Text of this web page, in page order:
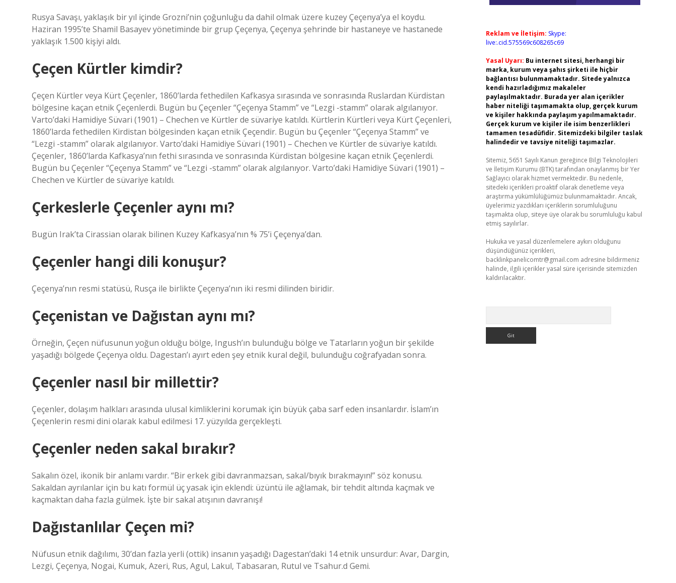
Rusya Savaşı, yaklaşık bir yıl içinde Grozni’nin çoğunluğu da dahil olmak üzere kuzey Çeçenya’ya el koydu.
Haziran 1995’te Shamil Basayev yönetiminde bir grup Çeçenya, Çeçenya şehrinde bir hastaneye ve hastanede
yaklaşık 1.500 kişiyi aldı.
Çeçen Kürtler kimdir?
Çeçen Kürtler veya Kürt Çeçenler, 1860’larda fethedilen Kafkasya sırasında ve sonrasında Ruslardan Kürdistan
bölgesine kaçan etnik Çeçenlerdi. Bugün bu Çeçenler “Çeçenya Stamm” ve “Lezgi -stamm” olarak algılanıyor.
Varto’daki Hamidiye Süvari (1901) – Chechen ve Kürtler de süvariye katıldı. Kürtlerin Kürtleri veya Kürt Çeçenleri,
1860’larda fethedilen Kirdistan bölgesinden kaçan etnik Çeçendir. Bugün bu Çeçenler “Çeçenya Stamm” ve
“Lezgi -stamm” olarak algılanıyor. Varto’daki Hamidiye Süvari (1901) – Chechen ve Kürtler de süvariye katıldı.
Çeçenler, 1860’larda Kafkasya’nın fethi sırasında ve sonrasında Kürdistan bölgesine kaçan etnik Çeçenlerdi.
Bugün bu Çeçenler “Çeçenya Stamm” ve “Lezgi -stamm” olarak algılanıyor. Varto’daki Hamidiye Süvari (1901) –
Chechen ve Kürtler de süvariye katıldı.
Çerkeslerle Çeçenler aynı mı?
Bugün Irak’ta Cirassian olarak bilinen Kuzey Kafkasya’nın % 75’i Çeçenya’dan.
Çeçenler hangi dili konuşur?
Çeçenya’nın resmi statüsü, Rusça ile birlikte Çeçenya’nın iki resmi dilinden biridir.
Çeçenistan ve Dağıstan aynı mı?
Örneğin, Çeçen nüfusunun yoğun olduğu bölge, Ingush’ın bulunduğu bölge ve Tatarların yoğun bir şekilde
yaşadığı bölgede Çeçenya oldu. Dagestan’ı ayırt eden şey etnik kural değil, bulunduğu coğrafyadan sonra.
Çeçenler nasıl bir millettir?
Çeçenler, dolaşım halkları arasında ulusal kimliklerini korumak için büyük çaba sarf eden insanlardır. İslam’ın
Çeçenlerin resmi dini olarak kabul edilmesi 17. yüzyılda gerçekleşti.
Çeçenler neden sakal bırakır?
Sakalın özel, ikonik bir anlamı vardır. “Bir erkek gibi davranmazsan, sakal/bıyık bırakmayın!” söz konusu.
Sakaldan ayrılanlar için bu katı formül üç yasak için eklendi: üzüntü ile ağlamak, bir tehdit altında kaçmak ve
kaçmaktan daha fazla gülmek. İşte bir sakal atışının davranışı!
Dağıstanlılar Çeçen mi?
Nüfusun etnik dağılımı, 30’dan fazla yerli (ottik) insanın yaşadığı Dagestan’daki 14 etnik unsurdur: Avar, Dargin,
Lezgi, Çeçenya, Nogai, Kumuk, Azeri, Rus, Agul, Lakul, Tabasaran, Rutul ve Tsahur.d Gemi.
Reklam ve İletişim: Skype:
live:.cid.575569c608265c69
Yasal Uyarı: Bu internet sitesi, herhangi bir
marka, kurum veya şahıs şirketi ile hiçbir
bağlantısı bulunmamaktadır. Sitede yalnızca
kendi hazırladığımız makaleler
paylaşılmaktadır. Burada yer alan içerikler
haber niteliği taşımamakta olup, gerçek kurum
ve kişiler hakkında paylaşım yapılmamaktadır.
Gerçek kurum ve kişiler ile isim benzerlikleri
tamamen tesadüfidir. Sitemizdeki bilgiler taslak
halindedir ve tavsiye niteliği taşımazlar.
Sitemiz, 5651 Sayılı Kanun gereğince Bilgi Teknolojileri
ve İletişim Kurumu (BTK) tarafından onaylanmış bir Yer
Sağlayıcı olarak hizmet vermektedir. Bu nedenle,
sitedeki içerikleri proaktif olarak denetleme veya
araştırma yükümlülüğümüz bulunmamaktadır. Ancak,
üyelerimiz yazdıkları içeriklerin sorumluluğunu
taşımakta olup, siteye üye olarak bu sorumluluğu kabul
etmiş sayılırlar.
Hukuka ve yasal düzenlemelere aykırı olduğunu
düşündüğünüz içerikleri,
backlinkpanelicomtr@gmail.com adresine bildirmeniz
halinde, ilgili içerikler yasal süre içerisinde sitemizden
kaldırılacaktır.